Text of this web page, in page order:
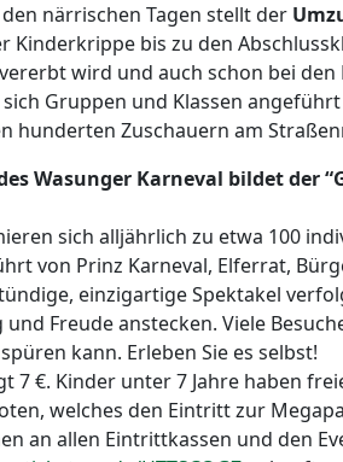
närrischen Tagen stellt der
Kinderkrippe bis zu den
wird und auch schon bei
Gruppen und Klassen
hunderten Zuschauern am
Wasunger Karneval bildet der
sich alljährlich zu etwa 100
von Prinz Karneval, Elferrat,
einzigartige Spektakel
Freude anstecken. Viele
kann. Erleben Sie es selbst!
€. Kinder unter 7 Jahre haben
welches den Eintritt zur
an allen Eintrittkassen und den